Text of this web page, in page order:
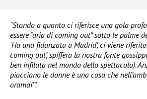
“Stando a quanto ci riferisce una gola
essere “aria di coming out” sotto le palme
‘Ha una fidanzata a Madrid’, ci viene
coming out’, spiffera la nostra fonte
ben infilata nel mondo dello spettacolo).
piacciano le donne è una cosa che
oramai'”.